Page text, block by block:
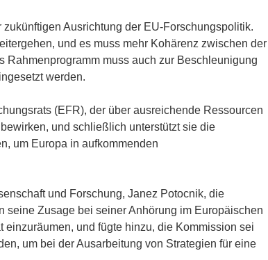
Ausrichtung der EU-Forschungspolitik.
und es muss mehr Kohärenz zwischen der
muss auch zur Beschleunigung
werden.
(EFR), der über ausreichende Ressourcen
und schließlich unterstützt sie die
um Europa in aufkommenden
und Forschung, Janez Potocnik, die
seine Zusage bei seiner Anhörung im Europäischen
und fügte hinzu, die Kommission sei
um bei der Ausarbeitung von Strategien für eine